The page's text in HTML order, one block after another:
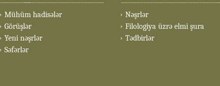
Mühüm hadisələr
Görüşlər
Yeni nəşrlər
Səfərlər
Nəşrlər
Filologiya üzrə elmi şura
Tədbirlər